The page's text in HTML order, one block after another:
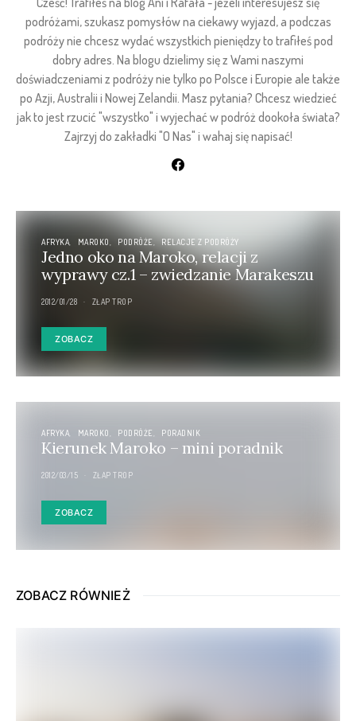
podróżami, szukasz pomysłów na ciekawy wyjazd, a podczas
podróży nie chcesz wydać wszystkich pieniędzy to trafiłeś pod
dobry adres. Na blogu dzielimy się z Wami naszymi
doświadczeniami z podróży nie tylko po Polsce i Europie ale także
po Azji, Australii i Nowej Zelandii. Masz pytania? Chcesz wiedzieć
jak to jest rzucić "wszystko" i wyjechać w podróż dookoła świata?
Zajrzyj do zakładki "O Nas" i wahaj się napisać!
AFRYKA MAROKO PODRÓŻE RELACJE Z PODRÓŻY
Jedno oko na Maroko, relacji z
wyprawy cz.1 – zwiedzanie Marakeszu
2012/01/28 ZŁAP TROP
ZOBACZ
AFRYKA MAROKO PODRÓŻE PORADNIK
Kierunek Maroko – mini poradnik
2012/03/15 ZŁAP TROP
ZOBACZ
ZOBACZ RÓWNIEŻ